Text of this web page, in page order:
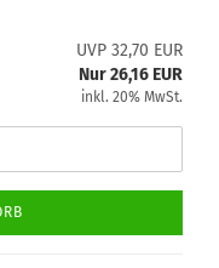
UVP 32,70 EUR
Nur 26,16 EUR
inkl. 20% MwSt.